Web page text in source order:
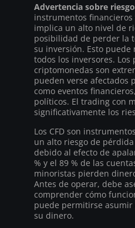
Advertencia sobre
instrumentos
implica un alto nivel de
posibilidad de perder la
su inversión. Esto puede
todos los inversores. Los
criptomonedas son
pueden verse afectados
como eventos
políticos. El trading con
significativamente los
Los CFD son
un alto riesgo de
debido al efecto de
% y el 89 % de las
minoristas pierden
Antes de operar, debe
comprender cómo
puede permitirse
su dinero.